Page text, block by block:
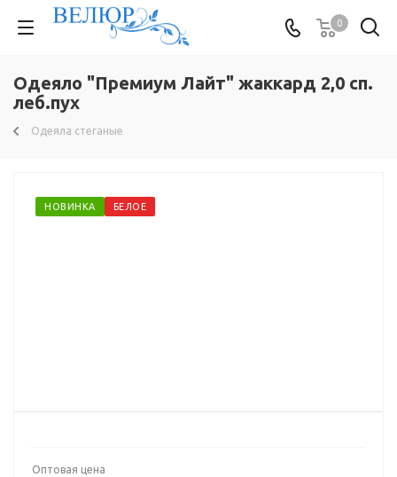
0
Одеяло "Премиум Лайт" жаккард 2,0 сп.
леб.пух
Одеяла стеганые
НОВИНКА БЕЛОЕ
Оптовая цена